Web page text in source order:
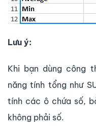
Lưu ý:
Khi bạn dùng công
năng tính tổng như
tính các ô chứa số,
không phải số.